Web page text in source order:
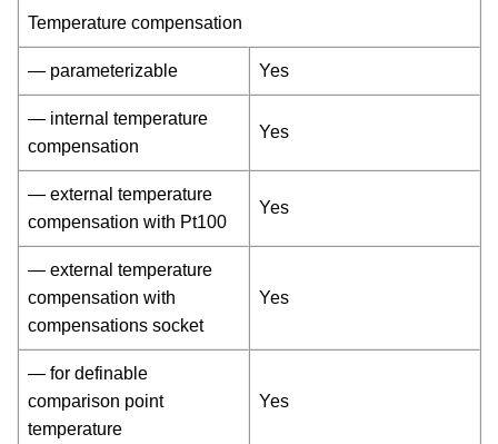
Temperature compensation
— parameterizable Yes
— internal temperature
compensation
Yes
— external temperature
compensation with Pt100
Yes
— external temperature
compensation with
compensations socket
Yes
— for definable
comparison point
temperature
Yes